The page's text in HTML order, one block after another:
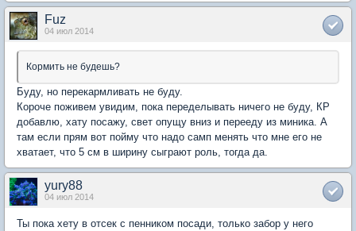
Fuz
04 июл 2014
Кормить не будешь?
Буду, но перекармливать не буду.
Короче поживем увидим, пока переделывать ничего не буду, КР
добавлю, хату посажу, свет опущу вниз и перееду из миника. А
там если прям вот пойму что надо самп менять что мне его не
хватает, что 5 см в ширину сыграют роль, тогда да.
yury88
04 июл 2014
Ты пока хету в отсек с пенником посади, только забор у него